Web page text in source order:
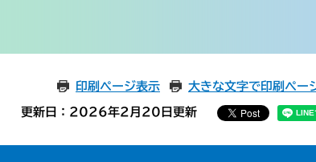
印刷ページ表示 大きな文字で印刷ペー
更新日：2026年2月20日更新